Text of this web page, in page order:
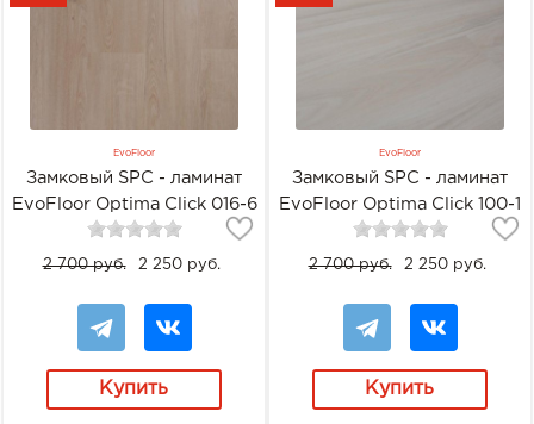
EvoFloor
Замковый SPC - ламинат
EvoFloor Optima Click 016-6
Дуб Гавана
2 700 руб. 2 250 руб.
Купить
EvoFloor
Замковый SPC - ламинат
EvoFloor Optima Click 100-1
Дуб Ивори
2 700 руб. 2 250 руб.
Купить